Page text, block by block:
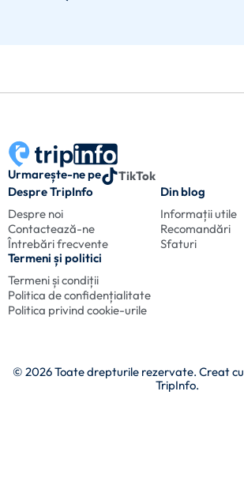
Urmarește-ne pe
TikTok
Despre TripInfo
Despre noi
Contactează-ne
Întrebări frecvente
Din blog
Informații utile
Recomandări
Sfaturi
Termeni și politici
Termeni și condiții
Politica de confidențialitate
Politica privind cookie-urile
© 2026 Toate drepturile rezervate. Creat cu
TripInfo.